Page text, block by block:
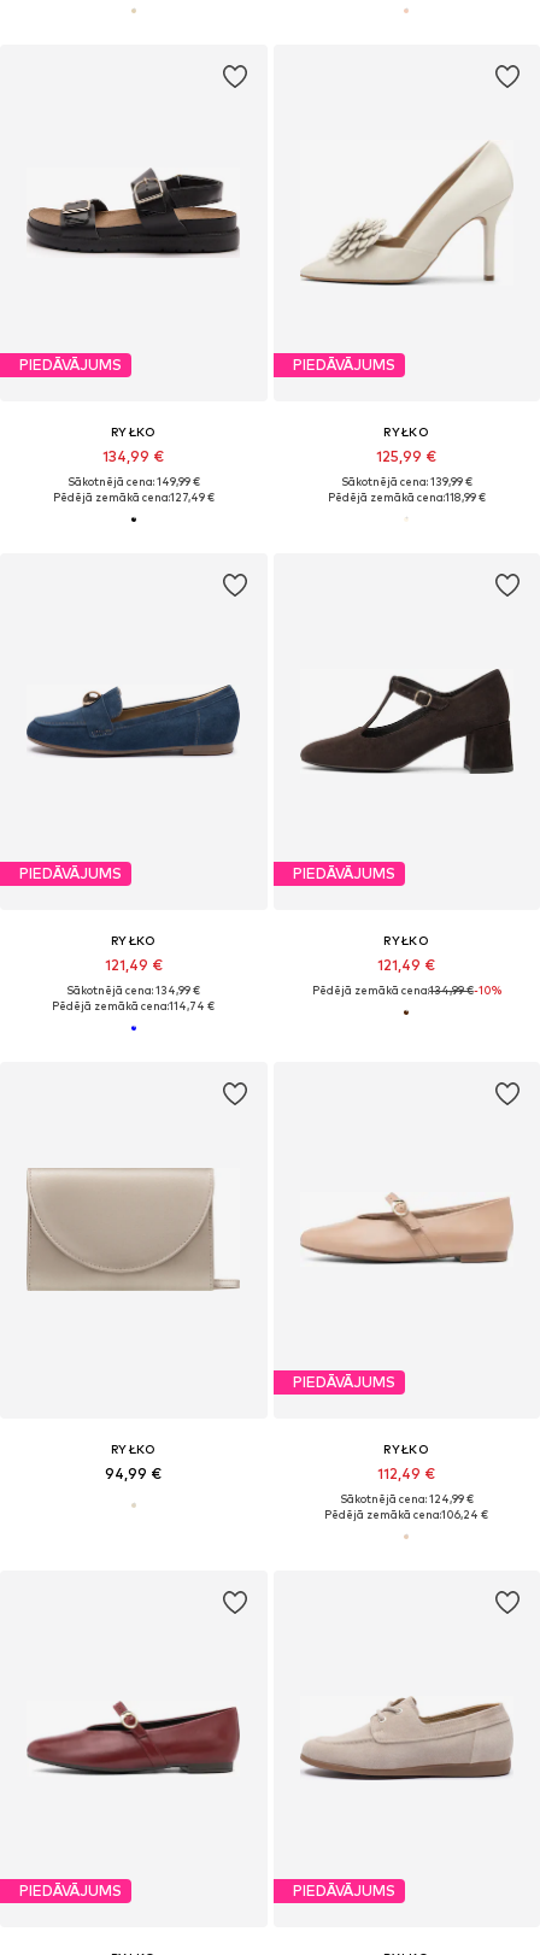
PIEDĀVĀJUMS
RYŁKO
134,99 €
Sākotnējā cena: 149,99 €
Pēdējā zemākā cena:127,49 €
PIEDĀVĀJUMS
RYŁKO
125,99 €
Sākotnējā cena: 139,99 €
Pēdējā zemākā cena:118,99 €
PIEDĀVĀJUMS
RYŁKO
121,49 €
Sākotnējā cena: 134,99 €
Pēdējā zemākā cena:114,74 €
PIEDĀVĀJUMS
RYŁKO
121,49 €
Pēdējā zemākā cena:134,99 €-10%
RYŁKO
94,99 €
PIEDĀVĀJUMS
RYŁKO
112,49 €
Sākotnējā cena: 124,99 €
Pēdējā zemākā cena:106,24 €
PIEDĀVĀJUMS PIEDĀVĀJUMS